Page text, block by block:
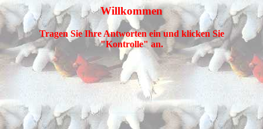
Willkommen
Tragen Sie Ihre Antworten ein und klicken Sie
"Kontrolle" an.